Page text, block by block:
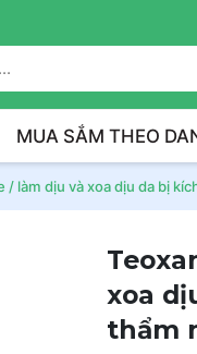
MUA SẮM THEO
/ làm dịu và xoa dịu da bị
xoa
thẩm